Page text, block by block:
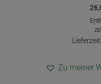
Zu meiner